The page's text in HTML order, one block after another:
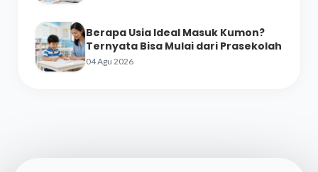
Berapa Usia Ideal Masuk Kumon?
Ternyata Bisa Mulai dari Prasekolah
04 Agu 2026